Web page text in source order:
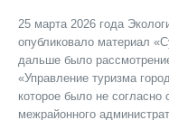
25 марта 2026 года
опубликовало материал
дальше было
«Управление туризма
которое было не
межрайонного